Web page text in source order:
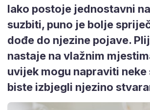
Iako postoje jednostavni
suzbiti, puno je bolje
dođe do njezine pojave.
nastaje na vlažnim
uvijek mogu napraviti
biste izbjegli njezino